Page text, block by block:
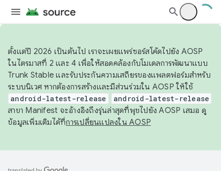
ตั้งแต่ปี 2026 เป็นต้นไป เราจะเผยแพร่ซอร์สโค้ดไปยัง AOSP
ในไตรมาสที่ 2 และ 4 เพื่อให้สอดคล้องกับโมเดลการพัฒนาแบบ
Trunk Stable และรับประกันความเสถียรของแพลตฟอร์มสำหรับ
ระบบนิเวศ หากต้องการสร้างและมีส่วนร่วมใน AOSP ให้ใช้
android-latest-release android-latest-release
สาขา Manifest จะอ้างอิงถึงรุ่นล่าสุดที่พุชไปยัง AOSP เสมอ ดู
ข้อมูลเพิ่มเติมได้ที่การเปลี่ยนแปลงใน AOSP